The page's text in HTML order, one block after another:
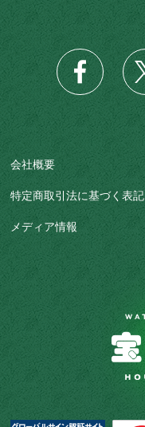
会社概要
特定商取引法に基づく表記
メディア情報